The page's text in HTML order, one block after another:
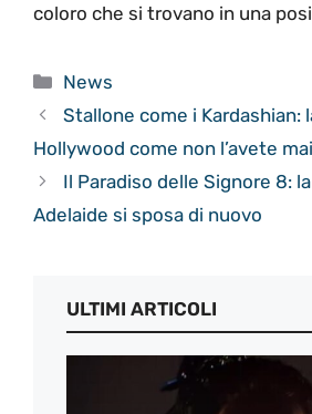
coloro che si trovano in una
Categorie
News
Stallone come i Kardashian:
Hollywood come non l’avete
Il Paradiso delle Signore 8:
Adelaide si sposa di nuovo
ULTIMI ARTICOLI